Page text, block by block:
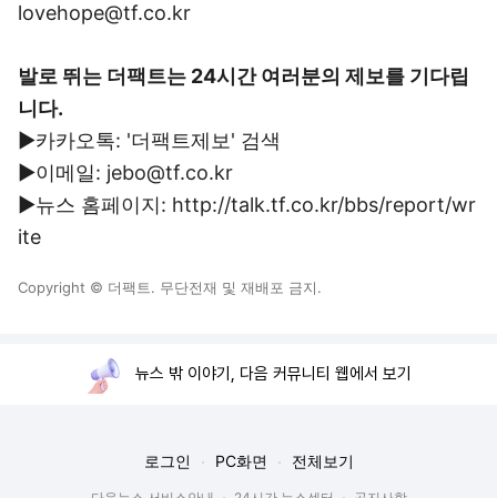
lovehope@tf.co.kr
발로 뛰는 더팩트는 24시간 여러분의 제보를 기다립
니다.
▶카카오톡: '더팩트제보' 검색
▶이메일: jebo@tf.co.kr
▶뉴스 홈페이지: http://talk.tf.co.kr/bbs/report/wr
ite
Copyright © 더팩트. 무단전재 및 재배포 금지.
뉴스 밖 이야기, 다음 커뮤니티 웹에서 보기
로그인 PC화면 전체보기